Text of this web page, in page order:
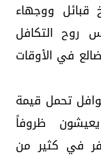
ووجهاء
روح التكافل
في الأوقات
تحمل قيمة
ظروفاً
في كثير من